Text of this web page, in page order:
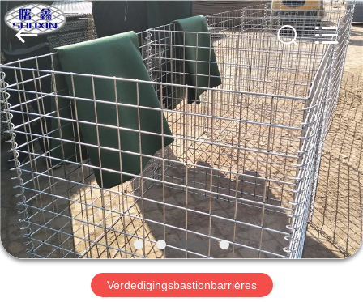
THUIS
PRODUCTEN
OVER
ONS
FABRIEKSTOCHT
Wire
Mesh
Co.,
Ltd..
Rights
Reserved.
Verdedigingsbastionbarrières